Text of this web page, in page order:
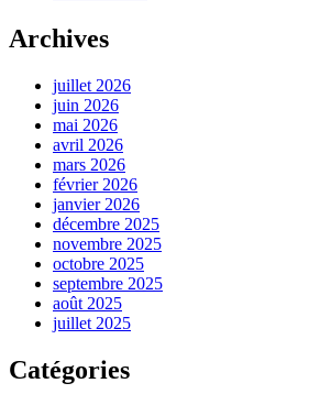
Archives
juillet 2026
juin 2026
mai 2026
avril 2026
mars 2026
février 2026
janvier 2026
décembre 2025
novembre 2025
octobre 2025
septembre 2025
août 2025
juillet 2025
Catégories